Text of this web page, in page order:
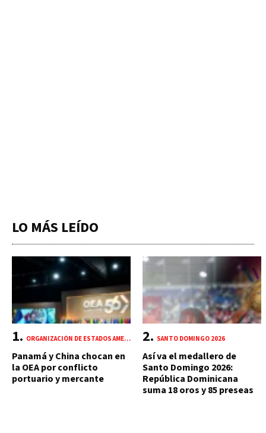
LO MÁS LEÍDO
ORGANIZACIÓN DE ESTADOS AMERICANOS (OEA)
Panamá y China chocan en
la OEA por conflicto
portuario y mercante
SANTO DOMINGO 2026
Así va el medallero de
Santo Domingo 2026:
República Dominicana
suma 18 oros y 85 preseas